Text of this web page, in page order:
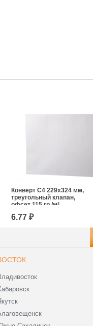
Конверт С4 229х324 мм,
треугольный клапан,
офсет 115 гр./м²
6.77 ₽